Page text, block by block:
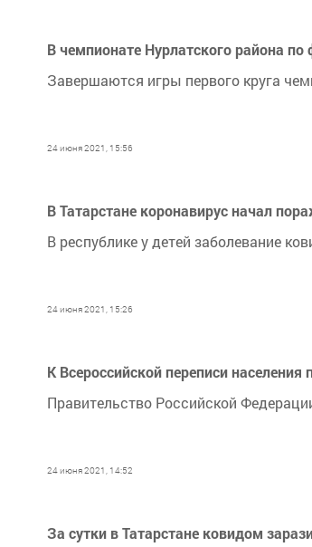
В чемпионате Нурлатского района
​​​​​​​Завершаются игры первого круга
24 июня 2021, 15:56
В Татарстане коронавирус начал
В республике у детей заболевание
24 июня 2021, 15:26
К Всероссийской переписи
​​​​​​​Правительство Российской
24 июня 2021, 14:52
За сутки в Татарстане ковидом